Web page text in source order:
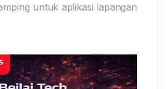
untuk aplikasi lapangan